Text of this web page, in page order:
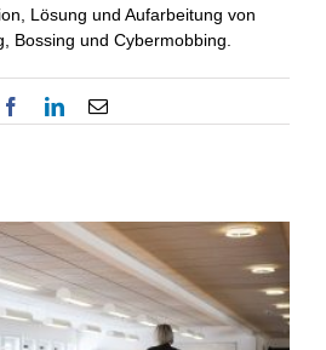
Lösung und Aufarbeitung von
Bossing und Cybermobbing.
FacebookLinkedIn
E-
Mail